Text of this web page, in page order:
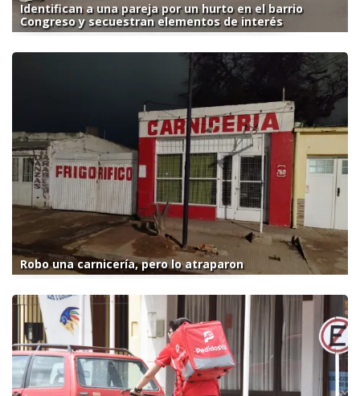
Identifican a una pareja por un hurto en el barrio
Congreso y secuestran elementos de interés
Robo una carnicería, pero lo atraparon